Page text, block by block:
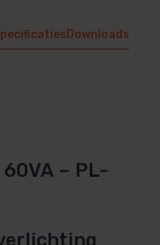
Downloads
– PL-